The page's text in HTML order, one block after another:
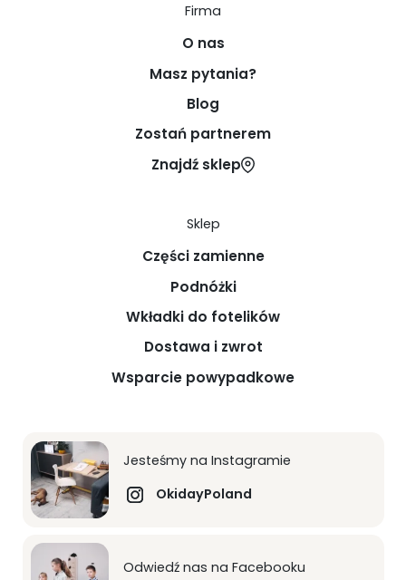
Firma
O nas
Masz pytania?
Blog
Zostań partnerem
Znajdź sklep
Sklep
Części zamienne
Podnóżki
Wkładki do fotelików
Dostawa i zwrot
Wsparcie powypadkowe
Jesteśmy na Instagramie
OkidayPoland
Odwiedź nas na Facebooku